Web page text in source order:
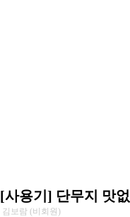
[사용기] 단무지 맛
김보람 (비회원)